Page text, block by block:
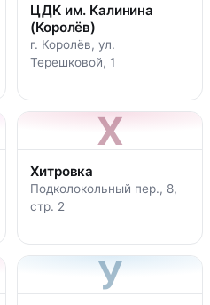
ЦДК им. Калинина
(Королёв)
г. Королёв, ул.
Терешковой, 1
Х
Хитровка
Подколокольный пер., 8,
стр. 2
У